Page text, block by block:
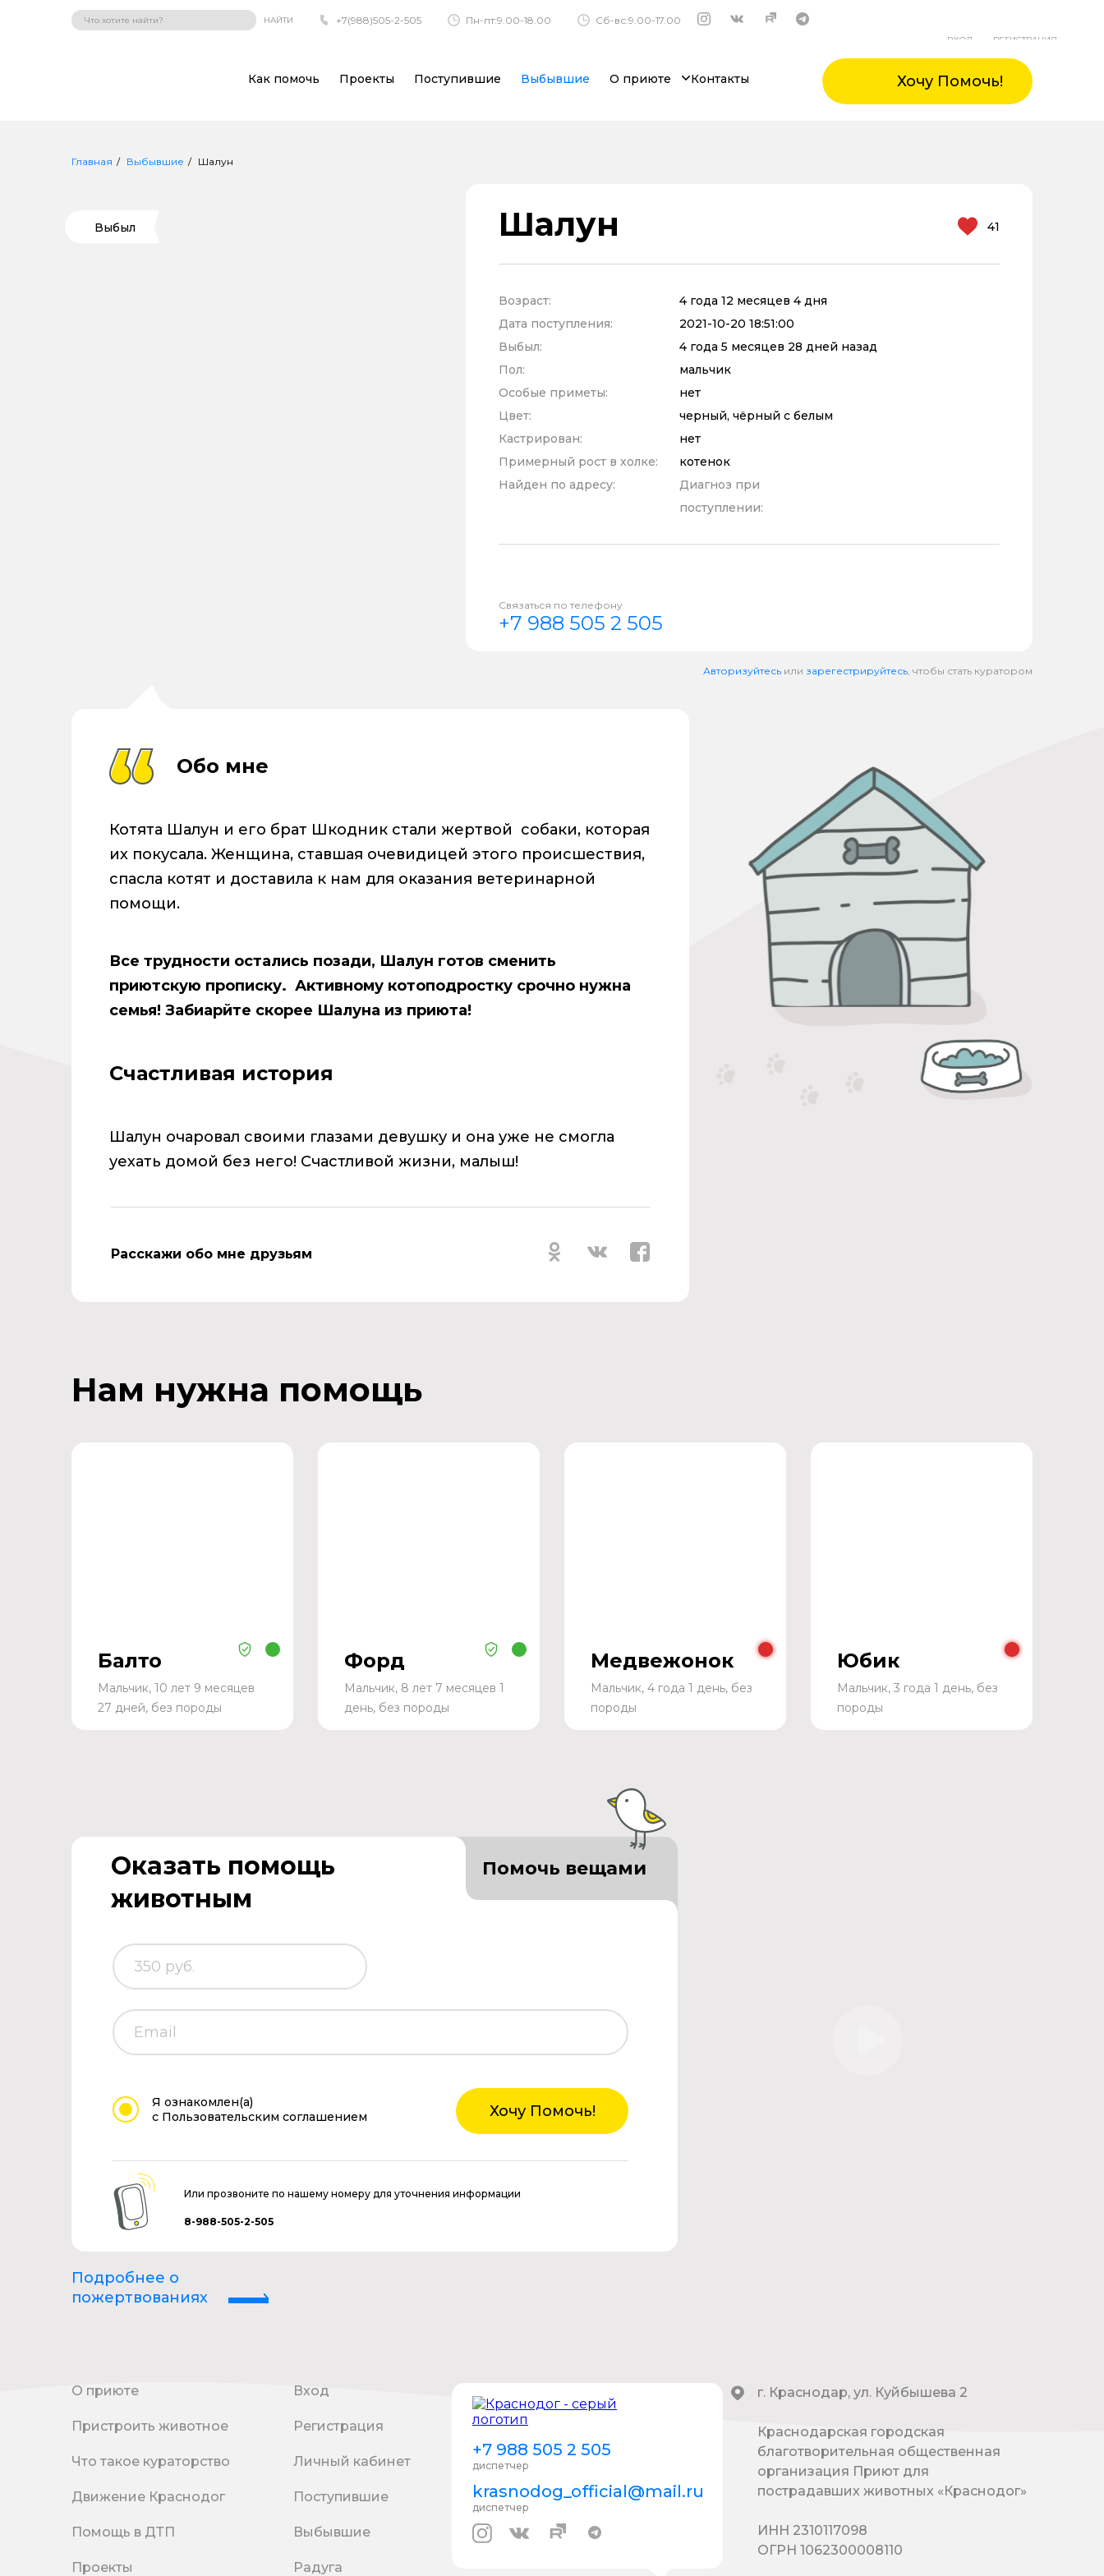
НАЙТИ +7(988)505-2-505 Пн-пт:9.00-18.00 Сб-вс:9.00-17.00
ВХОД РЕГИСТРАЦИЯ
Как помочь Проекты Поступившие Выбывшие О приюте Контакты Хочу Помочь!
Главная Выбывшие Шалун
Выбыл Шалун 41
Возраст:
4 года 12 месяцев 4 дня
Дата поступления:
2021-10-20 18:51:00
Выбыл:
4 года 5 месяцев 28 дней назад
Пол:
мальчик
Особые приметы:
нет
Цвет:
черный, чёрный с белым
Кастрирован:
нет
Примерный рост в холке:
котенок
Найден по адресу:
Диагноз при
поступлении:
Связаться по телефону
+7 988 505 2 505
Авторизуйтесь или зарегестрируйтесь, чтобы стать куратором
Обо мне
Котята Шалун и его брат Шкодник стали жертвой собаки, которая
их покусала. Женщина, ставшая очевидицей этого происшествия,
спасла котят и доставила к нам для оказания ветеринарной
помощи.
Все трудности остались позади, Шалун готов сменить
приютскую прописку. Активному котоподростку срочно нужна
семья! Забиарйте скорее Шалуна из приюта!
Счастливая история
Шалун очаровал своими глазами девушку и она уже не смогла
уехать домой без него! Счастливой жизни, малыш!
Расскажи обо мне друзьям
Нам нужна помощь
Балто
Мальчик, 10 лет 9 месяцев
27 дней, без породы
Форд
Мальчик, 8 лет 7 месяцев 1
день, без породы
Медвежонок
Мальчик, 4 года 1 день, без
породы
Юбик
Мальчик, 3 года 1 день, без
породы
Оказать помощь
животным
Помочь вещами
Я ознакомлен(а)
с Пользовательским соглашением
Хочу Помочь!
Или прозвоните по нашему номеру для уточнения информации
8-988-505-2-505
Подробнее о
пожертвованиях
О приюте
Пристроить животное
Что такое кураторство
Движение Краснодог
Помощь в ДТП
Проекты
Вход
Регистрация
Личный кабинет
Поступившие
Выбывшие
Радуга
+7 988 505 2 505
диспетчер
krasnodog_official@mail.ru
диспетчер
г. Краснодар, ул. Куйбышева 2
Краснодарская городская
благотворительная общественная
организация Приют для
пострадавших животных «Краснодог»
ИНН 2310117098
ОГРН 1062300008110